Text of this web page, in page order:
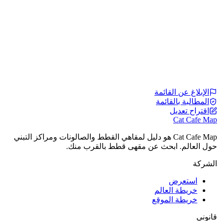
الإبلاغ عن القائمة
المطالبة بالقائمة
اقتراح تعديل
Cat Cafe Map
Cat Cafe Map هو دليل لمقاهي القطط والصالونات ومراكز التبني
حول العالم. ابحث عن مقهى قطط بالقرب منك.
الشركة
استعرض
خريطة العالم
خريطة الموقع
قانوني